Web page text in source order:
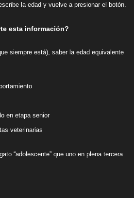
la edad y vuelve a presionar el botón.
esta información?
siempre está), saber la edad equivalente
en etapa senior
veterinarias
“adolescente” que uno en plena tercera